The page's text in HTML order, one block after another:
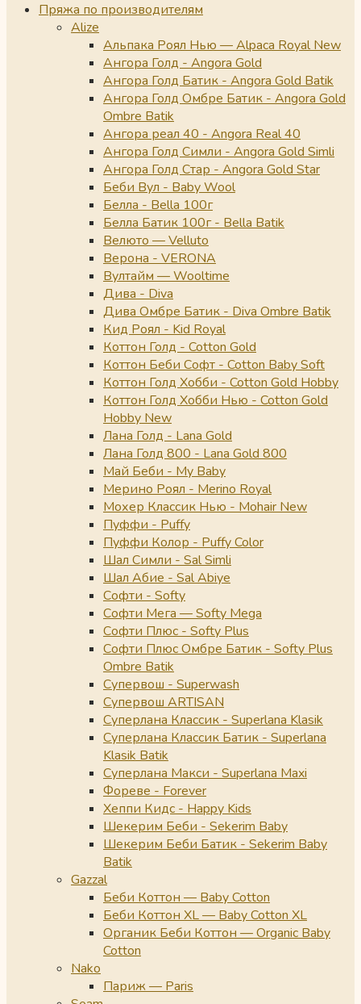
Пряжа по производителям
Alize
Альпака Роял Нью — Alpaca Royal New
Ангора Голд - Angora Gold
Ангора Голд Батик - Angora Gold Batik
Ангора Голд Омбре Батик - Angora Gold
Ombre Batik
Ангора реал 40 - Angora Real 40
Ангора Голд Симли - Angora Gold Simli
Ангора Голд Стар - Angora Gold Star
Беби Вул - Baby Wool
Белла - Bella 100г
Белла Батик 100г - Bella Batik
Велюто — Velluto
Верона - VERONA
Вултайм — Wooltime
Дива - Diva
Дива Омбре Батик - Diva Ombre Batik
Кид Роял - Kid Royal
Коттон Голд - Cotton Gold
Коттон Беби Софт - Cotton Baby Soft
Коттон Голд Хобби - Cotton Gold Hobby
Коттон Голд Хобби Нью - Cotton Gold
Hobby New
Лана Голд - Lana Gold
Лана Голд 800 - Lana Gold 800
Май Беби - My Baby
Мерино Роял - Merino Royal
Мохер Классик Нью - Mohair New
Пуффи - Puffy
Пуффи Колор - Puffy Color
Шал Симли - Sal Simli
Шал Абие - Sal Abiye
Софти - Softy
Софти Мега — Softy Mega
Софти Плюс - Softy Plus
Софти Плюс Омбре Батик - Softy Plus
Ombre Batik
Супервош - Superwash
Супервош ARTISAN
Суперлана Классик - Superlana Klasik
Суперлана Классик Батик - Superlana
Klasik Batik
Суперлана Макси - Superlana Maxi
Фореве - Forever
Хеппи Кидс - Happy Kids
Шекерим Беби - Sekerim Baby
Шекерим Беби Батик - Sekerim Baby
Batik
Gazzal
Беби Коттон — Baby Cotton
Беби Коттон XL — Baby Cotton XL
Органик Беби Коттон — Organic Baby
Cotton
Nako
Париж — Paris